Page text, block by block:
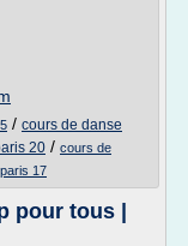
/ cours de danse
20 / cours de
17
pour tous |